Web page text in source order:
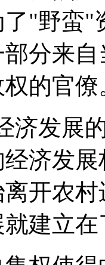
"野蛮"
分来
的官僚
济发展
济发
开农
建立